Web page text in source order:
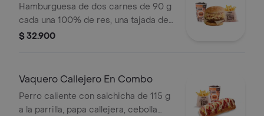
Hamburguesa de dos carnes de 90 g
cada una 100% de res, una tajada de
queso tipo mozzarella, papas
papas Corral medianas + bebida PET
$ 32.900
Vaquero Callejero En Combo
Perro caliente con salchicha de 115 g
a la parrilla, papa callejera, cebolla